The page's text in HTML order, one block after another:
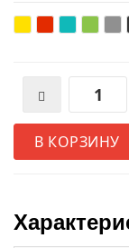
В КОРЗИНУ